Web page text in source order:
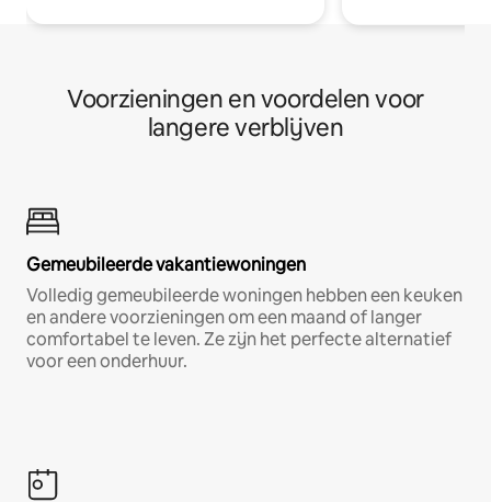
Voorzieningen en voordelen voor
langere verblijven
Gemeubileerde vakantiewoningen
Volledig gemeubileerde woningen hebben een keuken
en andere voorzieningen om een maand of langer
comfortabel te leven. Ze zijn het perfecte alternatief
voor een onderhuur.